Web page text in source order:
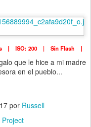
| ISO: 200 | Sin Flash |
que le hice a mi madre
en el pueblo...
por Russell